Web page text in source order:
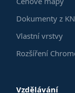
Dokumenty z KN
Vlastní vrstvy
Rozšíření
Vzdělávání